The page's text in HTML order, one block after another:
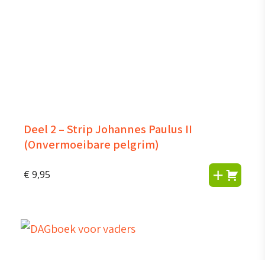
Deel 2 – Strip Johannes Paulus II
(Onvermoeibare pelgrim)
€ 9,95